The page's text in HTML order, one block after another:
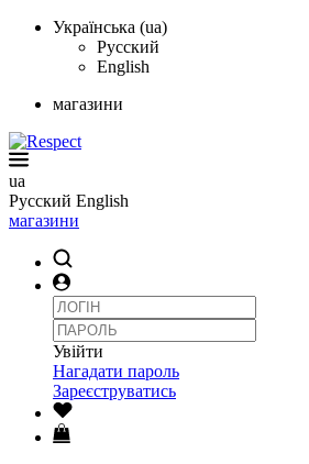
Українська (ua)
Русский
English
магазини
ua
Русский English
магазини
Увійти
Нагадати пароль
Зареєструватись